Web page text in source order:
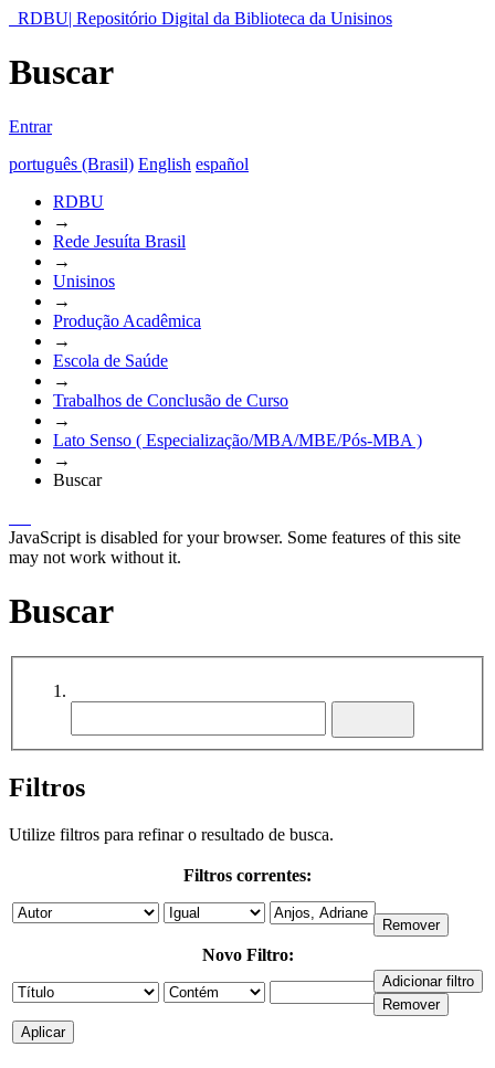
RDBU| Repositório Digital da Biblioteca da Unisinos
Buscar
Entrar
português (Brasil) English español
RDBU
→
Rede Jesuíta Brasil
→
Unisinos
→
Produção Acadêmica
→
Escola de Saúde
→
Trabalhos de Conclusão de Curso
→
Lato Senso ( Especialização/MBA/MBE/Pós-MBA )
→
Buscar
JavaScript is disabled for your browser. Some features of this site
may not work without it.
Buscar
Filtros
Utilize filtros para refinar o resultado de busca.
Filtros correntes:
Novo Filtro: